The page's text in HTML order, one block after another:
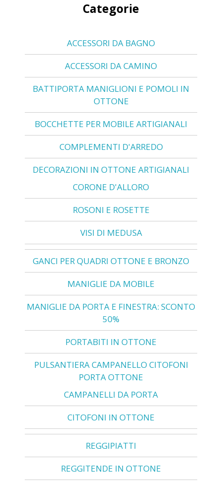
Categorie
ACCESSORI DA BAGNO
ACCESSORI DA CAMINO
BATTIPORTA MANIGLIONI E POMOLI IN
OTTONE
BOCCHETTE PER MOBILE ARTIGIANALI
COMPLEMENTI D'ARREDO
DECORAZIONI IN OTTONE ARTIGIANALI
CORONE D'ALLORO
ROSONI E ROSETTE
VISI DI MEDUSA
GANCI PER QUADRI OTTONE E BRONZO
MANIGLIE DA MOBILE
MANIGLIE DA PORTA E FINESTRA: SCONTO
50%
PORTABITI IN OTTONE
PULSANTIERA CAMPANELLO CITOFONI
PORTA OTTONE
CAMPANELLI DA PORTA
CITOFONI IN OTTONE
REGGIPIATTI
REGGITENDE IN OTTONE